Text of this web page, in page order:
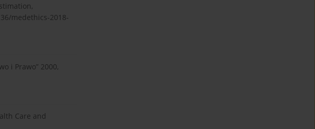
medethics-2018-
i Prawo” 2000,
Care and